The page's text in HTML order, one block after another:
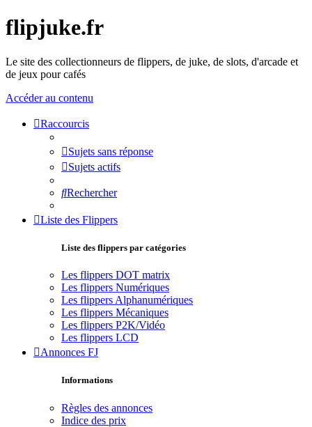
flipjuke.fr
Le site des collectionneurs de flippers, de juke, de slots, d'arcade et
de jeux pour cafés
Accéder au contenu
Raccourcis
Sujets sans réponse
Sujets actifs
Rechercher
Liste des Flippers
Liste des flippers par catégories
Les flippers DOT matrix
Les flippers Numériques
Les flippers Alphanumériques
Les flippers Mécaniques
Les flippers P2K/Vidéo
Les flippers LCD
Annonces FJ
Informations
Règles des annonces
Indice des prix